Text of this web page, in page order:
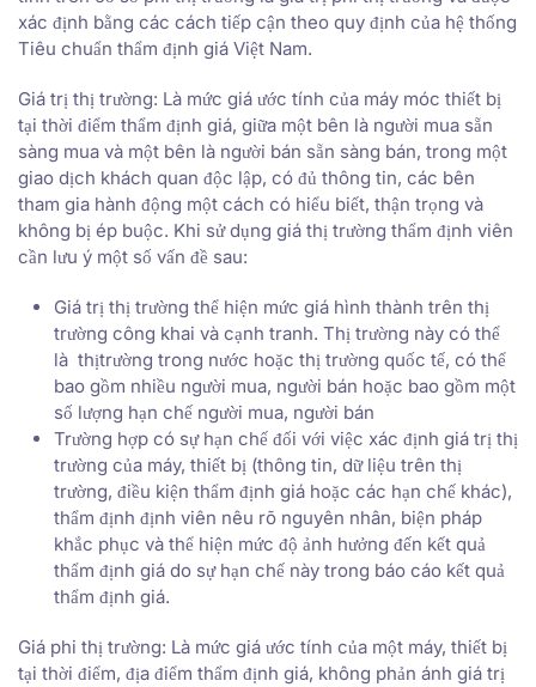
xác định bằng các cách tiếp cận theo quy định của hệ thống
Tiêu chuẩn thẩm định giá Việt Nam.
Giá trị thị trường: Là mức giá ước tính của máy móc thiết bị
tại thời điểm thẩm định giá, giữa một bên là người mua sẵn
sàng mua và một bên là người bán sẵn sàng bán, trong một
giao dịch khách quan độc lập, có đủ thông tin, các bên
tham gia hành động một cách có hiểu biết, thận trọng và
không bị ép buộc. Khi sử dụng giá thị trường thẩm định viên
cần lưu ý một số vấn đề sau:
Giá trị thị trường thể hiện mức giá hình thành trên thị
trường công khai và cạnh tranh. Thị trường này có thể
là thịtrường trong nước hoặc thị trường quốc tế, có thể
bao gồm nhiều người mua, người bán hoặc bao gồm một
số lượng hạn chế người mua, người bán
Trường hợp có sự hạn chế đối với việc xác định giá trị thị
trường của máy, thiết bị (thông tin, dữ liệu trên thị
trường, điều kiện thẩm định giá hoặc các hạn chế khác),
thẩm định định viên nêu rõ nguyên nhân, biện pháp
khắc phục và thể hiện mức độ ảnh hưởng đến kết quả
thẩm định giá do sự hạn chế này trong báo cáo kết quả
thẩm định giá.
Giá phi thị trường: Là mức giá ước tính của một máy, thiết bị
tại thời điểm, địa điểm thẩm định giá, không phản ánh giá trị